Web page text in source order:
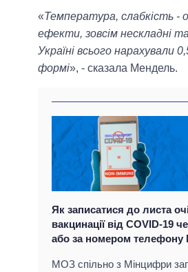
«Температура, слабкість -
ефекти, зовсім нескладні
Україні всього нарахували
формі», - сказала Мендель.
Як записатися до листа
вакцинації від COVID-19
або за номером
МОЗ спільно з Мінцифри